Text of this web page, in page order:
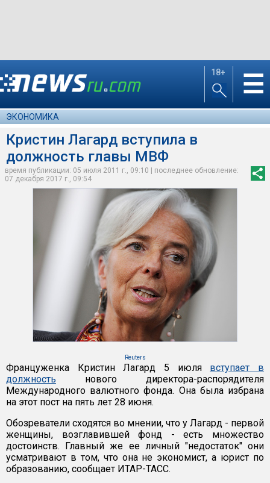
18+ ☰
ЭКОНОМИКА
Кристин Лагард вступила в
должность главы МВФ
время публикации: 05 июля 2011 г., 09:10 | последнее обновление:
07 декабря 2017 г., 09:54
Reuters
Француженка Кристин Лагард 5 июля вступает в
должность нового директора-распорядителя
Международного валютного фонда. Она была избрана
на этот пост на пять лет 28 июня.
Обозреватели сходятся во мнении, что у Лагард - первой
женщины, возглавившей фонд - есть множество
достоинств. Главный же ее личный "недостаток" они
усматривают в том, что она не экономист, а юрист по
образованию, сообщает ИТАР-ТАСС.